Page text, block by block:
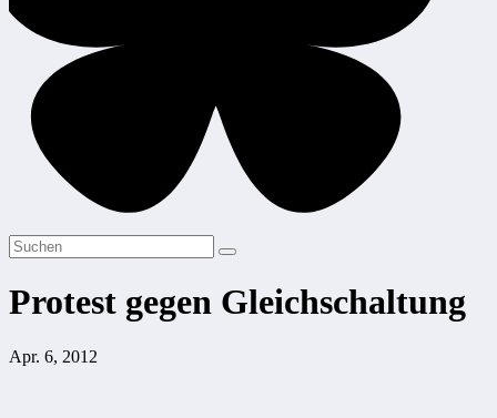
Protest gegen Gleichschaltung
Apr. 6, 2012